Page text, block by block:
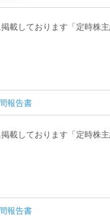
載しております「定時株
報告書
載しております「定時株
報告書